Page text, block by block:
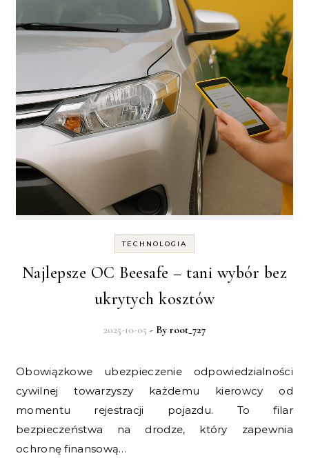
TECHNOLOGIA
Najlepsze OC Beesafe – tani wybór bez
ukrytych kosztów
2025-10-05 - By root_727
Obowiązkowe ubezpieczenie odpowiedzialności
cywilnej towarzyszy każdemu kierowcy od
momentu rejestracji pojazdu. To filar
bezpieczeństwa na drodze, który zapewnia
ochronę finansową…